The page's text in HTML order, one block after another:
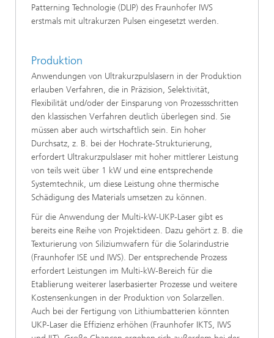
Patterning Technologie (DLIP) des Fraunhofer IWS
erstmals mit ultrakurzen Pulsen eingesetzt werden.
Produktion
Anwendungen von Ultrakurzpulslasern in der Produktion
erlauben Verfahren, die in Präzision, Selektivität,
Flexibilität und/oder der Einsparung von Prozessschritten
den klassischen Verfahren deutlich überlegen sind. Sie
müssen aber auch wirtschaftlich sein. Ein hoher
Durchsatz, z. B. bei der Hochrate-Strukturierung,
erfordert Ultrakurzpulslaser mit hoher mittlerer Leistung
von teils weit über 1 kW und eine entsprechende
Systemtechnik, um diese Leistung ohne thermische
Schädigung des Materials umsetzen zu können.
Für die Anwendung der Multi-kW-UKP-Laser gibt es
bereits eine Reihe von Projektideen. Dazu gehört z. B. die
Texturierung von Siliziumwafern für die Solarindustrie
(Fraunhofer ISE und IWS). Der entsprechende Prozess
erfordert Leistungen im Multi-kW-Bereich für die
Etablierung weiterer laserbasierter Prozesse und weitere
Kostensenkungen in der Produktion von Solarzellen.
Auch bei der Fertigung von Lithiumbatterien könnten
UKP-Laser die Effizienz erhöhen (Fraunhofer IKTS, IWS